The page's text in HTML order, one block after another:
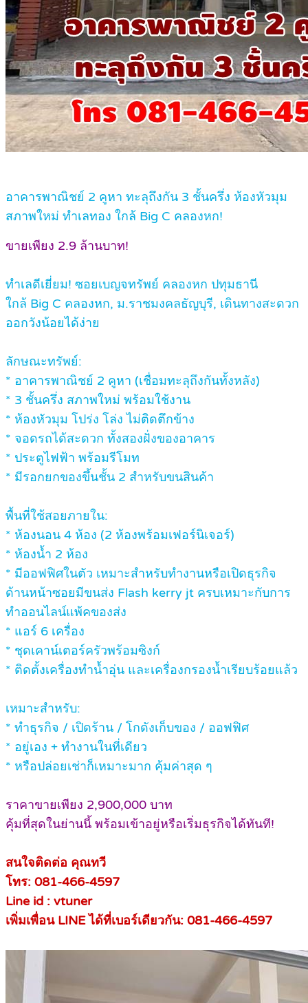
อาคารพาณิชย์ 2 คูหา ทะลุถึงกัน 3 ชั้นครึ่ง ห้องหัวมุม
สภาพใหม่ ทำเลทอง ใกล้ Big C คลองหก!
ขายเพียง 2.9 ล้านบาท!
ทำเลดีเยี่ยม! ซอยเบญจทรัพย์ คลองหก ปทุมธานี
ใกล้ Big C คลองหก, ม.ราชมงคลธัญบุรี, เดินทางสะดวก
ออกวังน้อยได้ง่าย
ลักษณะทรัพย์:
* อาคารพาณิชย์ 2 คูหา (เชื่อมทะลุถึงกันทั้งหลัง)
* 3 ชั้นครึ่ง สภาพใหม่ พร้อมใช้งาน
* ห้องหัวมุม โปร่ง โล่ง ไม่ติดตึกข้าง
* จอดรถได้สะดวก ทั้งสองฝั่งของอาคาร
* ประตูไฟฟ้า พร้อมรีโมท
* มีรอกยกของขึ้นชั้น 2 สำหรับขนสินค้า
พื้นที่ใช้สอยภายใน:
* ห้องนอน 4 ห้อง (2 ห้องพร้อมเฟอร์นิเจอร์)
* ห้องน้ำ 2 ห้อง
* มีออฟฟิศในตัว เหมาะสำหรับทำงานหรือเปิดธุรกิจ
ด้านหน้าซอยมีขนส่ง Flash kerry jt ครบเหมาะกับการ
ทำออนไลน์แพ้คของส่ง
* แอร์ 6 เครื่อง
* ชุดเคาน์เตอร์ครัวพร้อมซิงก์
* ติดตั้งเครื่องทำน้ำอุ่น และเครื่องกรองน้ำเรียบร้อยแล้ว
เหมาะสำหรับ:
* ทำธุรกิจ / เปิดร้าน / โกดังเก็บของ / ออฟฟิศ
* อยู่เอง + ทำงานในที่เดียว
* หรือปล่อยเช่าก็เหมาะมาก คุ้มค่าสุด ๆ
ราคาขายเพียง 2,900,000 บาท
คุ้มที่สุดในย่านนี้ พร้อมเข้าอยู่หรือเริ่มธุรกิจได้ทันที!
สนใจติดต่อ คุณทวี
โทร: 081-466-4597
Line id : vtuner
เพิ่มเพื่อน LINE ได้ที่เบอร์เดียวกัน: 081-466-4597